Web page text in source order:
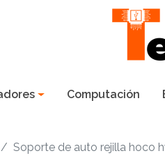
Computación
Soporte de auto rejilla hoco